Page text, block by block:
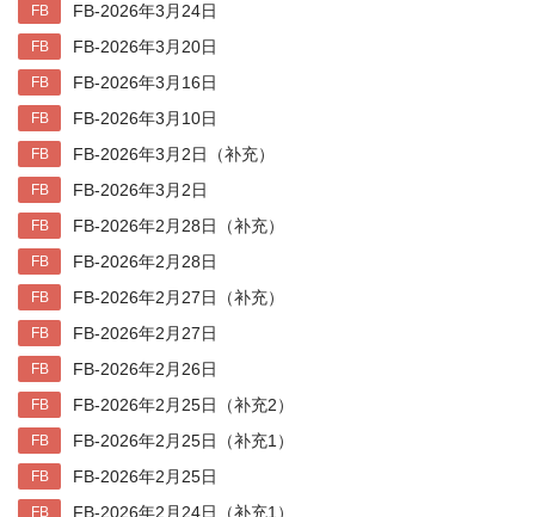
FB FB-2026年3月24日
FB FB-2026年3月20日
FB FB-2026年3月16日
FB FB-2026年3月10日
FB FB-2026年3月2日（补充）
FB FB-2026年3月2日
FB FB-2026年2月28日（补充）
FB FB-2026年2月28日
FB FB-2026年2月27日（补充）
FB FB-2026年2月27日
FB FB-2026年2月26日
FB FB-2026年2月25日（补充2）
FB FB-2026年2月25日（补充1）
FB FB-2026年2月25日
FB FB-2026年2月24日（补充1）